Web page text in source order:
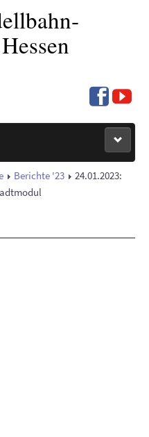
Berichte '23
24.01.2023: